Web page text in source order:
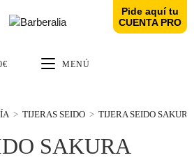
€ MENÚ
SAKURA
> TIJERAS SEIDO > TIJERA SEIDO SAKURA
Pide aquí tu
CUENTA PRO